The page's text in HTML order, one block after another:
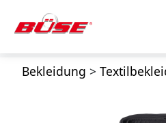
Bekleidung >